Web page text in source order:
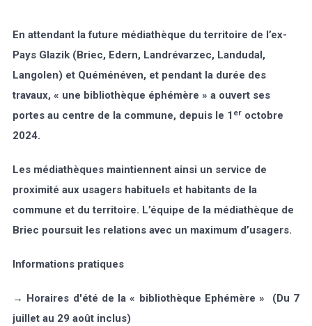
En attendant la future médiathèque du territoire de l’ex-
Pays Glazik (Briec, Edern, Landrévarzec, Landudal,
Langolen) et Quéménéven, et pendant la durée des
travaux, « une bibliothèque éphémère » a ouvert ses
portes au centre de la commune, depuis le 1 er octobre
2024.
Les médiathèques maintiennent ainsi un service de
proximité aux usagers habituels et habitants de la
commune et du territoire. L’équipe de la médiathèque de
Briec poursuit les relations avec un maximum d’usagers.
Informations pratiques
→ Horaires d'été de la« bibliothèque Ephémère» (Du 7
juillet au 29 août inclus)